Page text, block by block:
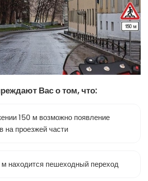
Вас о том, что:
150 м возможно появление
на проезжей части
м находится пешеходный переход